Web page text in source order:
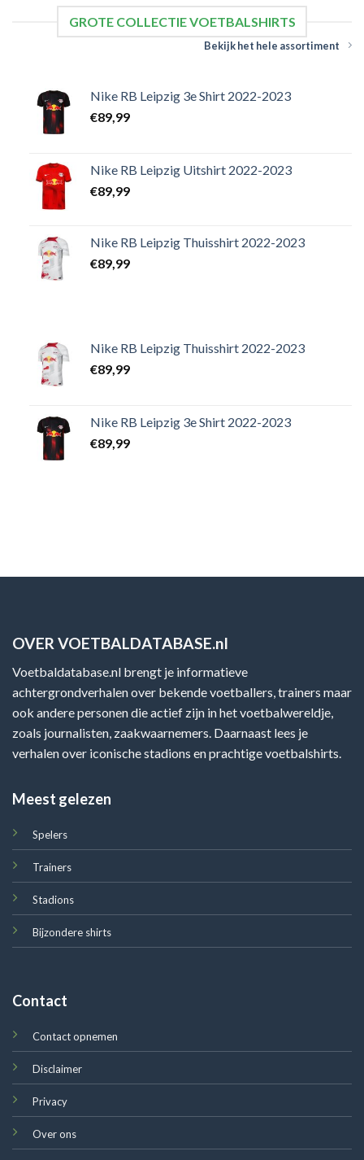
GROTE COLLECTIE VOETBALSHIRTS
Bekijk het hele assortiment
Nike RB Leipzig 3e Shirt 2022-2023
€89,99
Nike RB Leipzig Uitshirt 2022-2023
€89,99
Nike RB Leipzig Thuisshirt 2022-2023
€89,99
Nike RB Leipzig Thuisshirt 2022-2023
€89,99
Nike RB Leipzig 3e Shirt 2022-2023
€89,99
OVER VOETBALDATABASE.nl
Voetbaldatabase.nl brengt je informatieve
achtergrondverhalen over bekende voetballers, trainers maar
ook andere personen die actief zijn in het voetbalwereldje,
zoals journalisten, zaakwaarnemers. Daarnaast lees je
verhalen over iconische stadions en prachtige voetbalshirts.
Meest gelezen
Spelers
Trainers
Stadions
Bijzondere shirts
Contact
Contact opnemen
Disclaimer
Privacy
Over ons